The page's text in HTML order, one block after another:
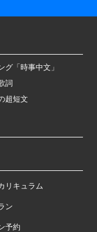
グ「時事中文」
詞
超短文
リキュラム
ン
予約